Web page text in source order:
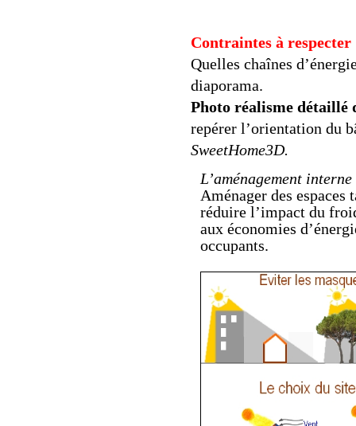
Contraintes à respecter
Quelles chaînes
diaporama.
Photo réalisme détaillé
repérer l’orientation du
SweetHome3D.
L’aménagement
Aménager des espaces
réduire l’impact du
aux économies
occupants.